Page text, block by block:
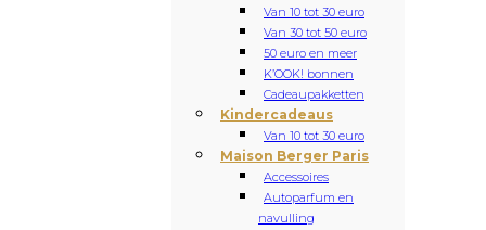
Van 10 tot 30 euro
Van 30 tot 50 euro
50 euro en meer
K’OOK! bonnen
Cadeaupakketten
Kindercadeaus
Van 10 tot 30 euro
Maison Berger Paris
Accessoires
Autoparfum en
navulling